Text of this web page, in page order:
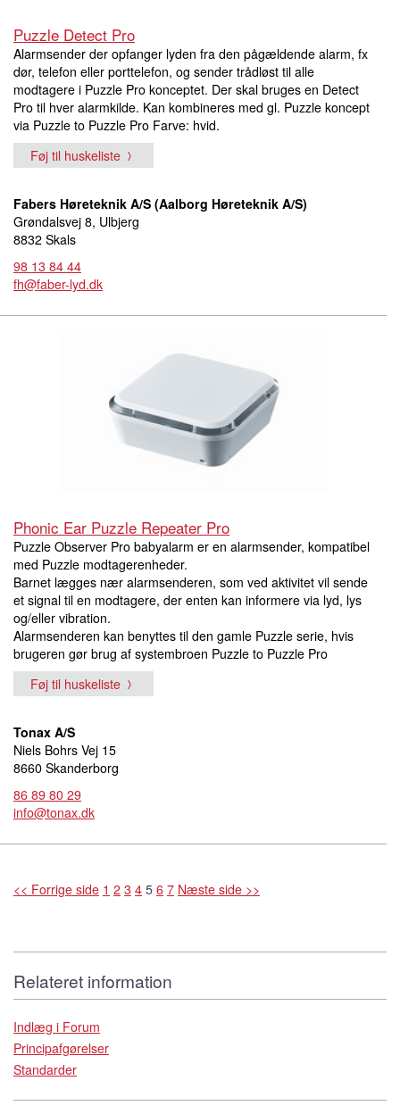
Puzzle Detect Pro
Alarmsender der opfanger lyden fra den pågældende alarm, fx
dør, telefon eller porttelefon, og sender trådløst til alle
modtagere i Puzzle Pro konceptet. Der skal bruges en Detect
Pro til hver alarmkilde. Kan kombineres med gl. Puzzle koncept
via Puzzle to Puzzle Pro Farve: hvid.
Føj til huskeliste
Fabers Høreteknik A/S (Aalborg Høreteknik A/S)
Grøndalsvej 8, Ulbjerg
8832 Skals
98 13 84 44
fh@faber-lyd.dk
Phonic Ear Puzzle Repeater Pro
Puzzle Observer Pro babyalarm er en alarmsender, kompatibel
med Puzzle modtagerenheder.
Barnet lægges nær alarmsenderen, som ved aktivitet vil sende
et signal til en modtagere, der enten kan informere via lyd, lys
og/eller vibration.
Alarmsenderen kan benyttes til den gamle Puzzle serie, hvis
brugeren gør brug af systembroen Puzzle to Puzzle Pro
Føj til huskeliste
Tonax A/S
Niels Bohrs Vej 15
8660 Skanderborg
86 89 80 29
info@tonax.dk
<< Forrige side 1 2 3 4 5 6 7 Næste side >>
Relateret information
Indlæg i Forum
Principafgørelser
Standarder